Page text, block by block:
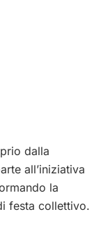
dalla
all’iniziativa
la
festa collettivo.